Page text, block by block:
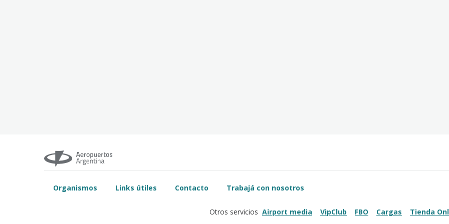
Organismos Links útiles Contacto Trabajá con nosotros
Otros servicios Airport media VipClub FBO Cargas Tienda